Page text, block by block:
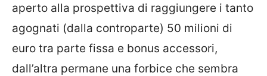
aperto alla prospettiva di raggiungere i tanto
agognati (dalla controparte) 50 milioni di
euro tra parte fissa e bonus accessori,
dall’altra permane una forbice che sembra